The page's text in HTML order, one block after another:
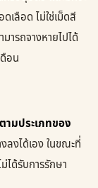
เลือด ไม่ใช่เม็ดสี
ารถจางหายไปได้
อน
ามประเภทของ
ลงได้เอง ในขณะที่
ได้รับการรักษา